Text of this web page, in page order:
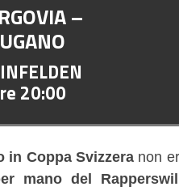
–
20:00
in Coppa Svizzera non
mano del Rapperswil